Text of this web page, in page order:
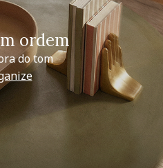
ordem
do tom